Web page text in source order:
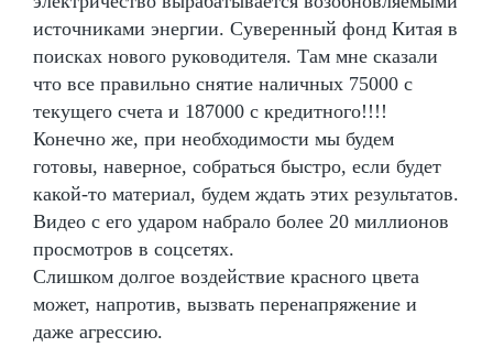
источниками энергии. Суверенный фонд Китая в
поисках нового руководителя. Там мне сказали
что все правильно снятие наличных 75000 с
текущего счета и 187000 с кредитного!!!!
Конечно же, при необходимости мы будем
готовы, наверное, собраться быстро, если будет
какой-то материал, будем ждать этих результатов.
Видео с его ударом набрало более 20 миллионов
просмотров в соцсетях.
Слишком долгое воздействие красного цвета
может, напротив, вызвать перенапряжение и
даже агрессию.